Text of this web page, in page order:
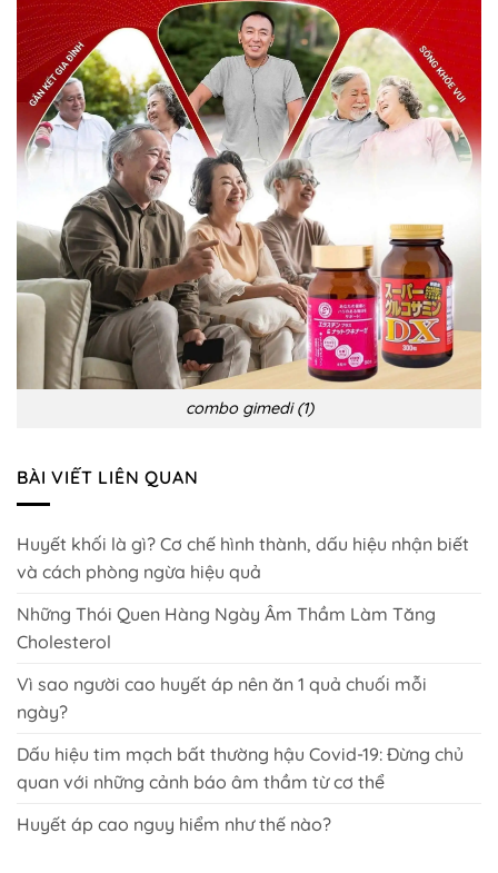
trị
biến
chứng
và
phòng
ngừa
combo gimedi (1)
BÀI VIẾT LIÊN QUAN
Huyết khối là gì? Cơ chế hình thành, dấu hiệu nhận biết
và cách phòng ngừa hiệu quả
Những Thói Quen Hàng Ngày Âm Thầm Làm Tăng
Cholesterol
Vì sao người cao huyết áp nên ăn 1 quả chuối mỗi
ngày?
Dấu hiệu tim mạch bất thường hậu Covid-19: Đừng chủ
quan với những cảnh báo âm thầm từ cơ thể
Huyết áp cao nguy hiểm như thế nào?